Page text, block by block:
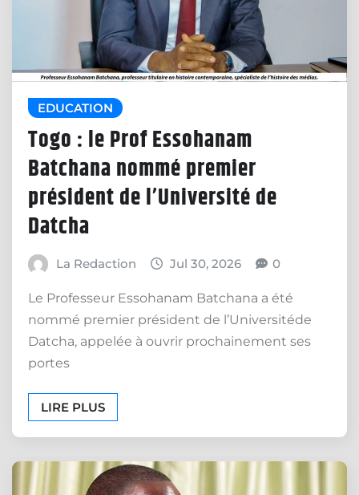
EDUCATION
Togo : le Prof Essohanam
Batchana nommé premier
président de l’Université de
Datcha
La Redaction Jul 30, 2026 0
Le Professeur Essohanam Batchana a été
nommé premier président de l’Universitéde
Datcha, appelée à ouvrir prochainement ses
portes
LIRE PLUS